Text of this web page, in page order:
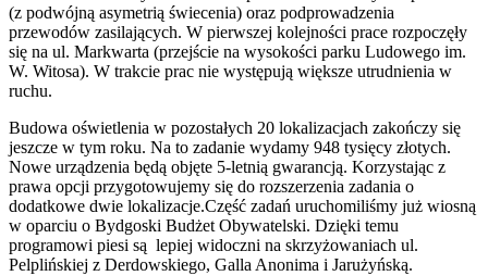
(z podwójną asymetrią świecenia) oraz podprowadzenia
przewodów zasilających. W pierwszej kolejności prace rozpoczęły
się na ul. Markwarta (przejście na wysokości parku Ludowego im.
W. Witosa). W trakcie prac nie występują większe utrudnienia w
ruchu.
Budowa oświetlenia w pozostałych 20 lokalizacjach zakończy się
jeszcze w tym roku. Na to zadanie wydamy 948 tysięcy złotych.
Nowe urządzenia będą objęte 5-letnią gwarancją. Korzystając z
prawa opcji przygotowujemy się do rozszerzenia zadania o
dodatkowe dwie lokalizacje.Część zadań uruchomiliśmy już wiosną
w oparciu o Bydgoski Budżet Obywatelski. Dzięki temu
programowi piesi są lepiej widoczni na skrzyżowaniach ul.
Pelplińskiej z Derdowskiego, Galla Anonima i Jarużyńską.